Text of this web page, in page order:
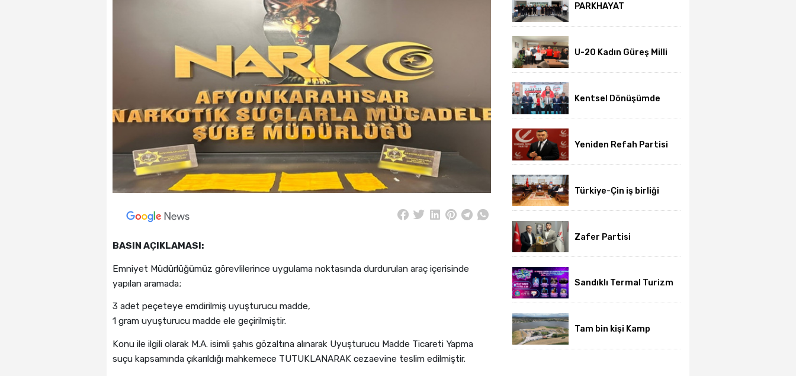
BASIN AÇIKLAMASI:
Emniyet Müdürlüğümüz görevlilerince uygulama noktasında durdurulan araç içerisinde
yapılan aramada;
3 adet peçeteye emdirilmiş uyuşturucu madde,
1 gram uyuşturucu madde ele geçirilmiştir.
Konu ile ilgili olarak M.A. isimli şahıs gözaltına alınarak Uyuşturucu Madde Ticareti Yapma
suçu kapsamında çıkarıldığı mahkemece TUTUKLANARAK cezaevine teslim edilmiştir.
PARKHAYAT
öncesi sağlık
tamamlandı
U-20 Kadın Güreş Milli
Afyon'da sürdürüyor
Kentsel Dönüşümde
Yeniden Refah Partisi
açıklamasını yayımladı
Türkiye-Çin iş birliği
buluşması gerçekleşti
Zafer Partisi
dönem başladı
Sandıklı Termal Turizm
başlıyor
Tam bin kişi Kamp
buluştu